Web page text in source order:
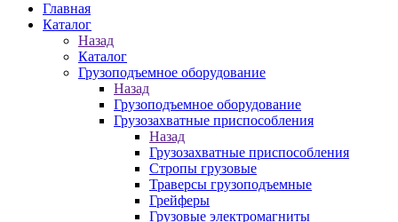
Главная
Каталог
Назад
Каталог
Грузоподъемное оборудование
Назад
Грузоподъемное оборудование
Грузозахватные приспособления
Назад
Грузозахватные приспособления
Стропы грузовые
Траверсы грузоподъемные
Грейферы
Грузовые электромагниты